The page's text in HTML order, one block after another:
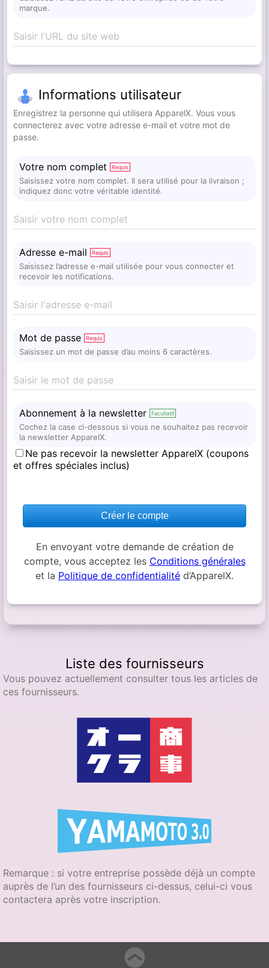
marque.
Saisir l’URL du site web
Informations utilisateur
Enregistrez la personne qui utilisera ApparelX. Vous vous
connecterez avec votre adresse e-mail et votre mot de
passe.
Votre nom complet Requis
Saisissez votre nom complet. Il sera utilisé pour la livraison ;
indiquez donc votre véritable identité.
Saisir votre nom complet
Adresse e-mail Requis
Saisissez l’adresse e-mail utilisée pour vous connecter et
recevoir les notifications.
Saisir l'adresse e-mail
Mot de passe Requis
Saisissez un mot de passe d’au moins 6 caractères.
Saisir le mot de passe
Abonnement à la newsletter Facultatif
Cochez la case ci-dessous si vous ne souhaitez pas recevoir
la newsletter ApparelX.
Ne pas recevoir la newsletter ApparelX (coupons
et offres spéciales inclus)
Créer le compte
En envoyant votre demande de création de
compte, vous acceptez les Conditions générales
et la Politique de confidentialité d’ApparelX.
Liste des fournisseurs
Vous pouvez actuellement consulter tous les articles de
ces fournisseurs.
Remarque : si votre entreprise possède déjà un compte
auprès de l’un des fournisseurs ci-dessus, celui-ci vous
contactera après votre inscription.